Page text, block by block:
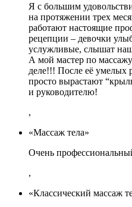
Я с большим
на протяжении трех
работают настоящие
рецепции – девочки
услужливые, слышат
А мой мастер по
деле!!! После её умелых
просто вырастают
и руководителю!
,
«Массаж тела»
Очень
,
«Классический массаж